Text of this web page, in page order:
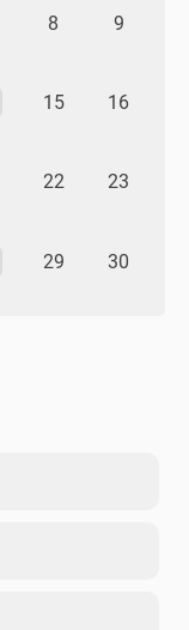
8 9
15 16
22 23
29 30